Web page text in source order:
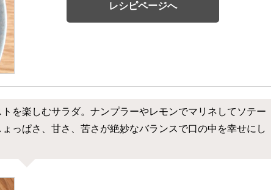
レシピページへ
を楽しむサラダ。ナンプラーやレモンでマリネしてソテー
っぱさ、甘さ、苦さが絶妙なバランスで口の中を幸せにし